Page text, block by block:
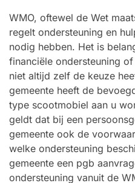
WMO, oftewel de Wet
regelt ondersteuning en
nodig hebben. Het is
financiële ondersteuning
niet altijd zelf de keuze
gemeente heeft de
type scootmobiel aan u
geldt dat bij een
gemeente ook de
welke ondersteuning
gemeente een pgb
ondersteuning vanuit de